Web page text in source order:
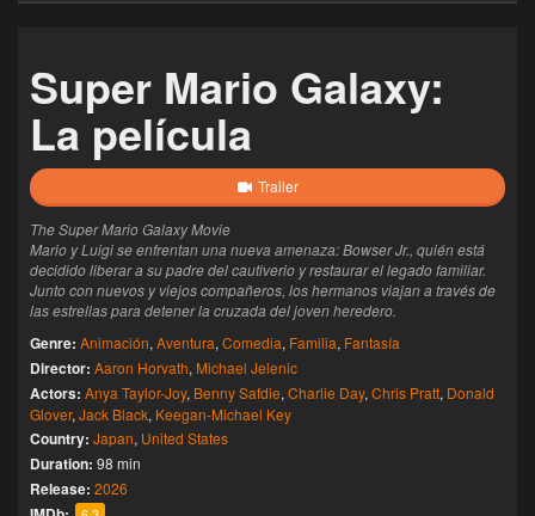
Super Mario Galaxy:
La película
Trailer
The Super Mario Galaxy Movie
Mario y Luigi se enfrentan una nueva amenaza: Bowser Jr., quién está
decidido liberar a su padre del cautiverio y restaurar el legado familiar.
Junto con nuevos y viejos compañeros, los hermanos viajan a través de
las estrellas para detener la cruzada del joven heredero.
Genre: Animación, Aventura, Comedia, Familia, Fantasía
Director: Aaron Horvath, Michael Jelenic
Actors: Anya Taylor-Joy, Benny Safdie, Charlie Day, Chris Pratt, Donald
Glover, Jack Black, Keegan-Michael Key
Country: Japan, United States
Duration: 98 min
Release: 2026